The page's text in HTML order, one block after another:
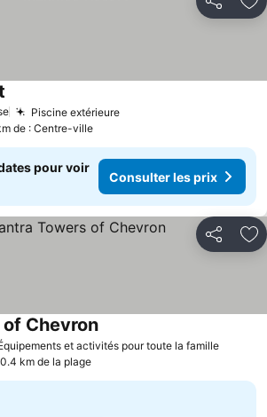
Partager
Piscine extérieure
de : Centre-ville
pour voir
Consulter les prix
Partager
et activités pour toute la famille
Chevron
0.4 km de la plage